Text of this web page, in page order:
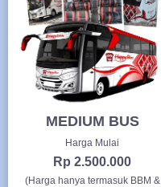
MEDIUM BUS
Harga Mulai
Rp 2.500.000
(Harga hanya termasuk BBM &